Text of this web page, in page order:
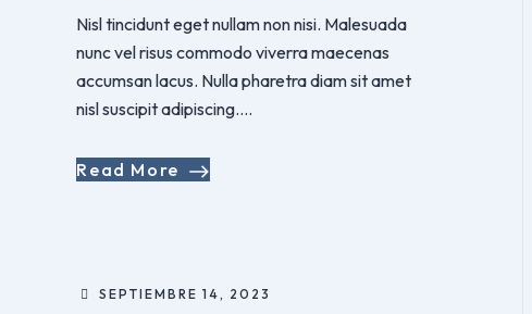
Nisl tincidunt eget nullam non nisi. Malesuada
nunc vel risus commodo viverra maecenas
accumsan lacus. Nulla pharetra diam sit amet
nisl suscipit adipiscing....
Read More
SEPTIEMBRE 14, 2023